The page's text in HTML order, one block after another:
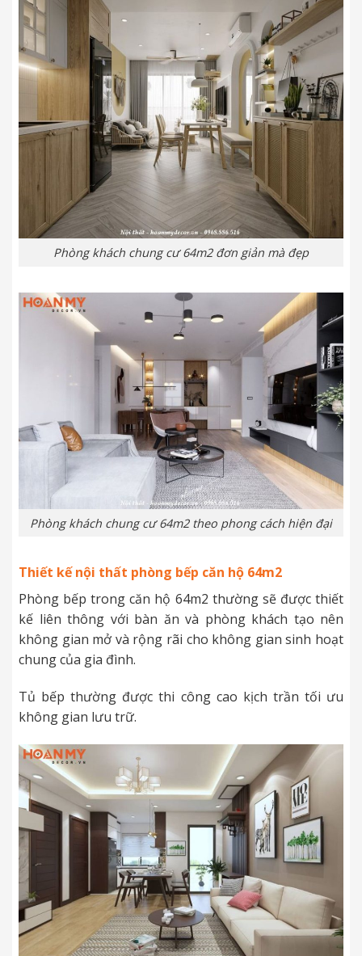
Phòng khách chung cư 64m2 đơn giản mà đẹp
Phòng khách chung cư 64m2 theo phong cách hiện đại
Thiết kế nội thất phòng bếp căn hộ 64m2
Phòng bếp trong căn hộ 64m2 thường sẽ được thiết
kế liên thông với bàn ăn và phòng khách tạo nên
không gian mở và rộng rãi cho không gian sinh hoạt
chung của gia đình.
Tủ bếp thường được thi công cao kịch trần tối ưu
không gian lưu trữ.